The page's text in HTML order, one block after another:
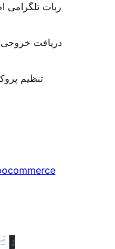
ربات تلگرامی
دریافت خروجی
تنظیم